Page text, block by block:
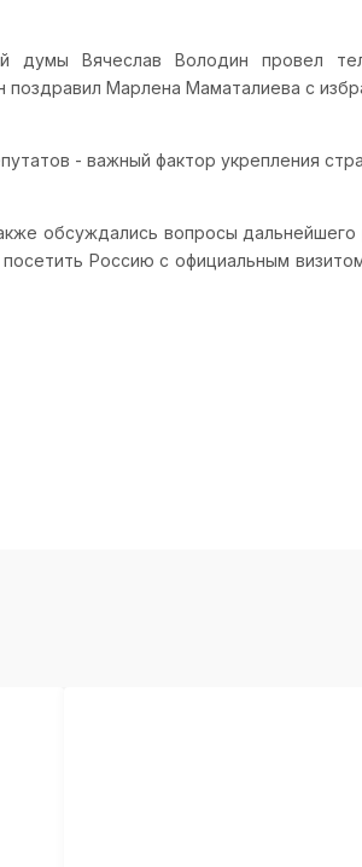
думы Вячеслав Володин провел
Марлена Маматалиева с
- важный фактор укрепления
обсуждались вопросы
Россию с официальным